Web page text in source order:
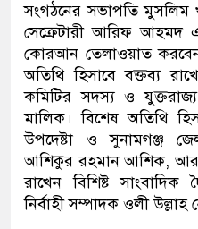
সংগঠনের সভাপতি মুসলিম
সেক্রেটারী আরিফ আহমদ
কোরআন তেলাওয়াত
অতিথি হিসাবে বক্তব্য
কমিটির সদস্য ও
মালিক। বিশেষ অতিথি
উপদেষ্টা ও সুনামগঞ্জ
আশিকুর রহমান আশিক, আর
রাখেন বিশিষ্ট
নির্বাহী সম্পাদক ওলী উল্লাহ